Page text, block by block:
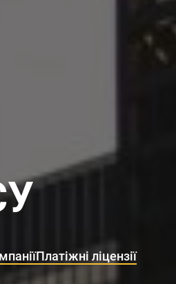
Платіжні ліцензії